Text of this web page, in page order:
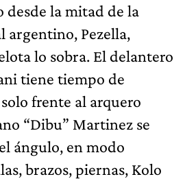
desde la mitad de la
argentino, Pezella,
lo sobra. El delantero
tiene tiempo de
frente al arquero
“Dibu” Martinez se
ángulo, en modo
brazos, piernas, Kolo